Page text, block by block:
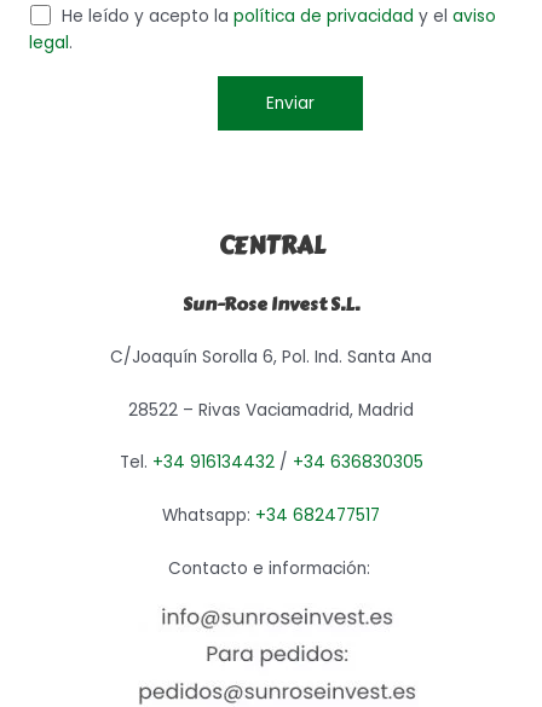
He leído y acepto la política de privacidad y el aviso
legal.
CENTRAL
Sun-Rose Invest S.L.
C/Joaquín Sorolla 6, Pol. Ind. Santa Ana
28522 – Rivas Vaciamadrid, Madrid
Tel. +34 916134432/ +34 636830305
Whatsapp: +34 682477517
Contacto e información: